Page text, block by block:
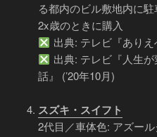
る都内のビル敷地内に駐
2x歳のときに購入
出典: テレビ『あり
出典: テレビ『人生
話』 (’20年10月)
スズキ・スイフト
2代目／車体色: アズー